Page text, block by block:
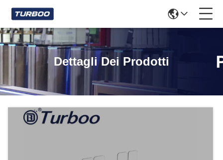
Dettagli Dei Prodotti